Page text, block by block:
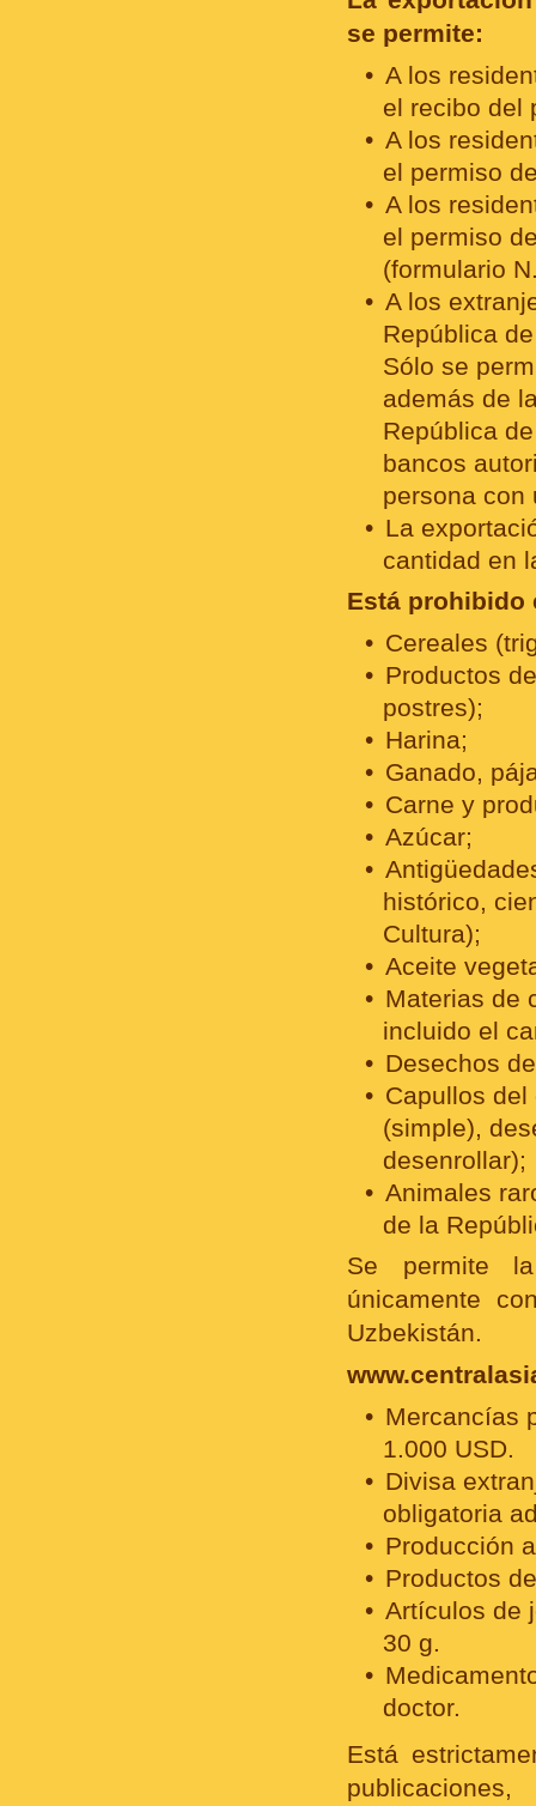
se permite:
A los
el recibo del
A los
el permiso
A los
el permiso
(formulario
A los
República
Sólo se
además de
República
bancos
persona con
La
cantidad en
Está prohibido
Cereales
Productos
postres);
Harina;
Ganado,
Carne y
Azúcar;
histórico,
Cultura);
Aceite
Materias de
incluido el
Desechos
Capullos
(simple),
desenrollar);
Animales
de la
Se permite
únicamente
Uzbekistán.
Mercancías
1.000 USD.
Divisa
obligatoria
Producción
Productos
Artículos de
30 g.
doctor.
Está